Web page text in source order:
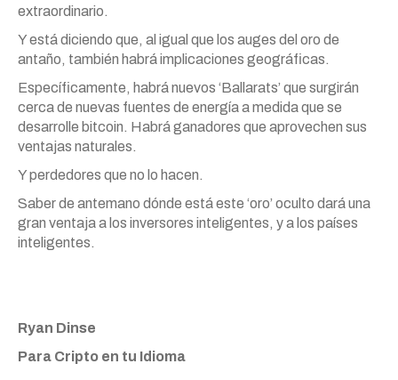
extraordinario.
Y está diciendo que, al igual que los auges del oro de
antaño, también habrá implicaciones geográficas.
Específicamente, habrá nuevos ‘Ballarats’ que surgirán
cerca de nuevas fuentes de energía a medida que se
desarrolle bitcoin. Habrá ganadores que aprovechen sus
ventajas naturales.
Y perdedores que no lo hacen.
Saber de antemano dónde está este ‘oro’ oculto dará una
gran ventaja a los inversores inteligentes, y a los países
inteligentes.
Ryan Dinse
Para Cripto en tu Idioma